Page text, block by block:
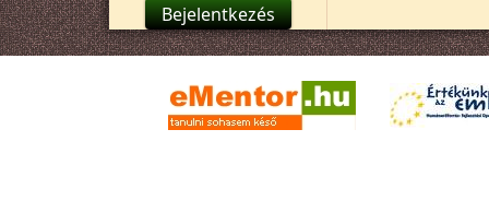
Bejelentkezés